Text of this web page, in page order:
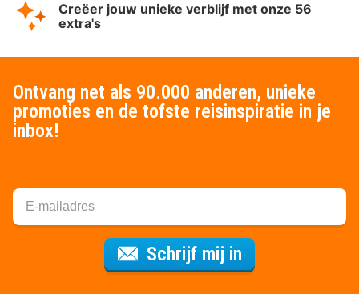
Creëer jouw unieke verblijf met onze 56
extra's
Ontvang net als 90.000 anderen, unieke
promoties en de tofste reisinspiratie in je
inbox!
Schrijf mij in